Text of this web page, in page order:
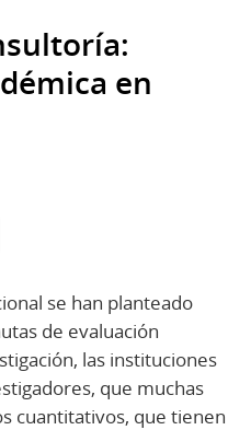
en
se han planteado
de evaluación
las instituciones
que muchas
cuantitativos, que tienen